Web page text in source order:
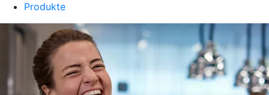
Produkte